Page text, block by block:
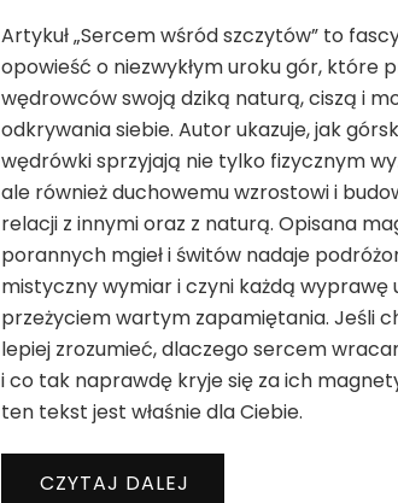
Artykuł „Sercem wśród szczytów” to
opowieść o niezwykłym uroku gór, które
wędrowców swoją dziką naturą, ciszą i
odkrywania siebie. Autor ukazuje, jak
wędrówki sprzyjają nie tylko fizycznym
ale również duchowemu wzrostowi i
relacji z innymi oraz z naturą. Opisana
porannych mgieł i świtów nadaje
mistyczny wymiar i czyni każdą wyprawę
przeżyciem wartym zapamiętania. Jeśli
lepiej zrozumieć, dlaczego sercem
i co tak naprawdę kryje się za ich
ten tekst jest właśnie dla Ciebie.
CZYTAJ DALEJ